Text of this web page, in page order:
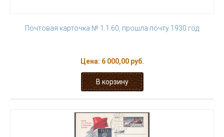
Почтовая карточка № 1.1.60, прошла почту 1930 год
Цена: 6 000,00 руб.